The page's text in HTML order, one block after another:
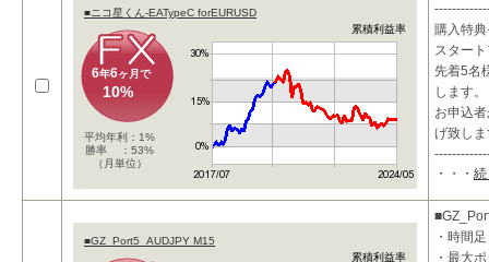
■ニコ星くん-EATypeC forEURUSD
累積利益率
6年6ヶ月で
10%
平均年利：1%
勝率 ：53%
（月単位）
購入特
スター
先着5名
します。
お申込
げ致し
・・・
■GZ_Port5_AUDJPY M15
累積利益率
・時間
・最大